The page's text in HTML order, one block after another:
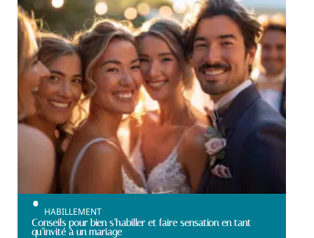
HABILLEMENT
Conseils pour bien s’habiller et faire sensation en tant
qu’invité à un mariage